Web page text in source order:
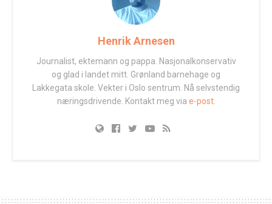
Henrik Arnesen
Journalist, ektemann og pappa. Nasjonalkonservativ
og glad i landet mitt. Grønland barnehage og
Lakkegata skole. Vekter i Oslo sentrum. Nå selvstendig
næringsdrivende. Kontakt meg via e-post.